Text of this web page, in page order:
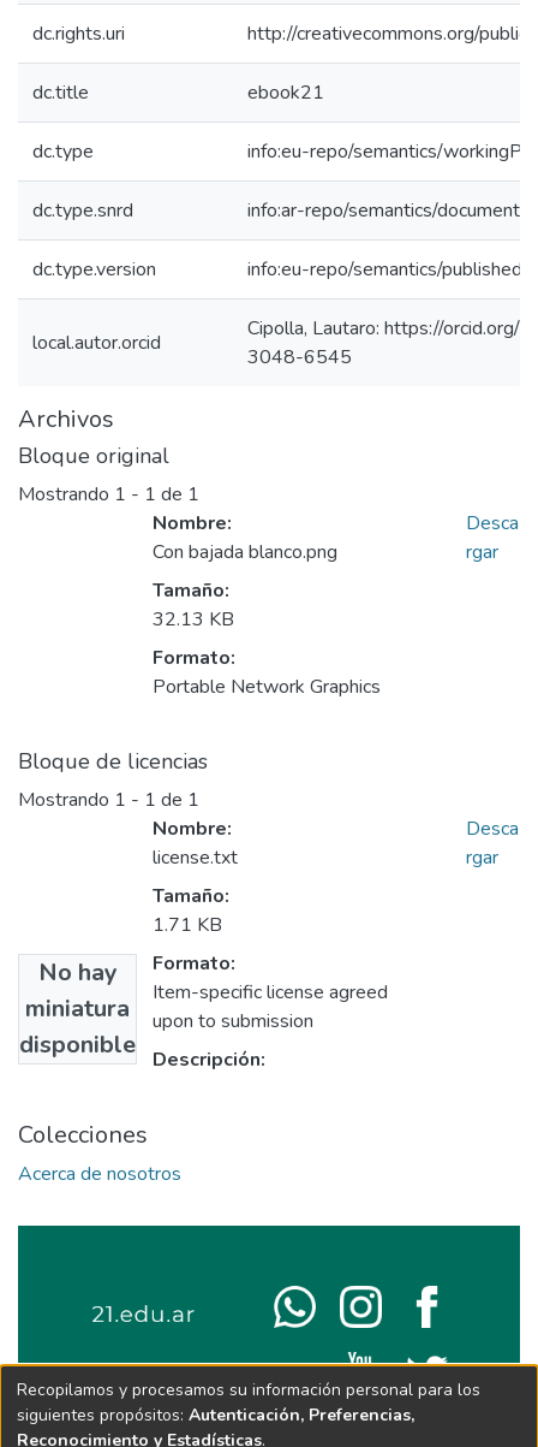
dc.rights.uri http://creativecommons.org/
dc.title ebook21
dc.type info:eu-repo/semantics/
dc.type.snrd info:ar-repo/semantics/
dc.type.version info:eu-repo/semantics/
local.autor.orcid
Cipolla, Lautaro: https://
3048-6545
Archivos
Bloque original
Mostrando 1 - 1 de 1
Nombre:
Con bajada blanco.png
Tamaño:
32.13 KB
Formato:
Portable Network Graphics
Desca
rgar
Bloque de licencias
Mostrando 1 - 1 de 1
No hay
miniatura
disponible
Nombre:
license.txt
Tamaño:
1.71 KB
Formato:
Item-specific license agreed
upon to submission
Descripción:
Desca
rgar
Colecciones
Acerca de nosotros
Recopilamos y procesamos su información personal para los
siguientes propósitos: Autenticación, Preferencias,
Reconocimiento y Estadísticas.